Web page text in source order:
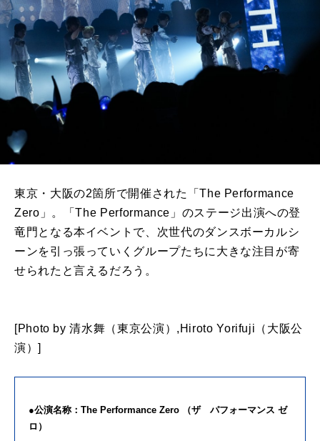
東京・大阪の2箇所で開催された「The Performance
Zero」。「The Performance」のステージ出演への登
竜門となる本イベントで、次世代のダンスボーカルシ
ーンを引っ張っていくグループたちに大きな注目が寄
せられたと言えるだろう。
[Photo by 清水舞（東京公演）,Hiroto Yorifuji（大阪公
演）]
●公演名称：The Performance Zero （ザ パフォーマンス ゼ
ロ）